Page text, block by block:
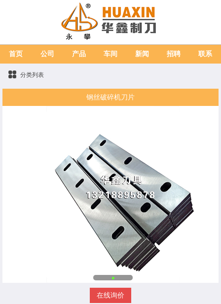
首页 公司 产品 车间 新闻 招聘 联系
分类列表
钢丝破碎机刀片
在线询价